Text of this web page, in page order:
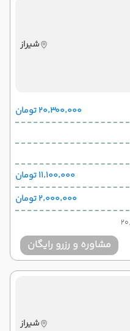
شیراز
۲۰٬۳۰۰٬۰۰۰ تومان
۱۱٬۱۰۰٬۰۰۰ تومان
۲٬۰۰۰٬۰۰۰ تومان
مشاوره و رزرو رایگان
شیراز